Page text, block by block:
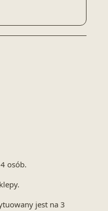
osób.
jest na 3